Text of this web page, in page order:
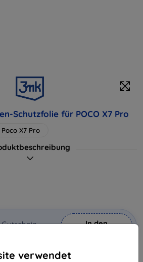
verwendet
Schutzfolie für POCO X7 Pro
X7 Pro
In den